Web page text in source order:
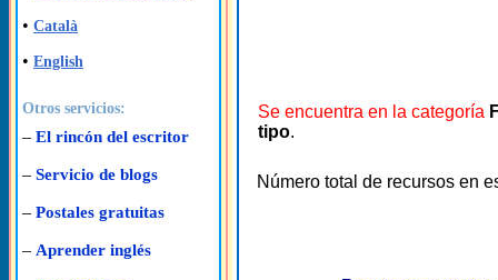
• Català
• English
Otros servicios:
– El rincón del escritor
– Servicio de blogs
– Postales gratuitas
– Aprender inglés
Se encuentra en la categoría
tipo.
Número total de recursos en